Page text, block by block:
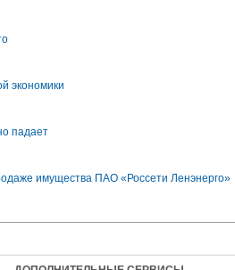
экономики
падает
имущества ПАО «Россети Ленэнерго»